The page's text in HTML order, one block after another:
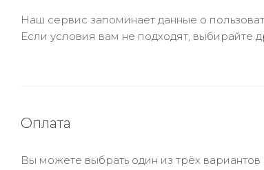
Наш сервис запоминает данные о
Если условия вам не подходят, выбирайте
Оплата
Вы можете выбрать один из трёх вариантов